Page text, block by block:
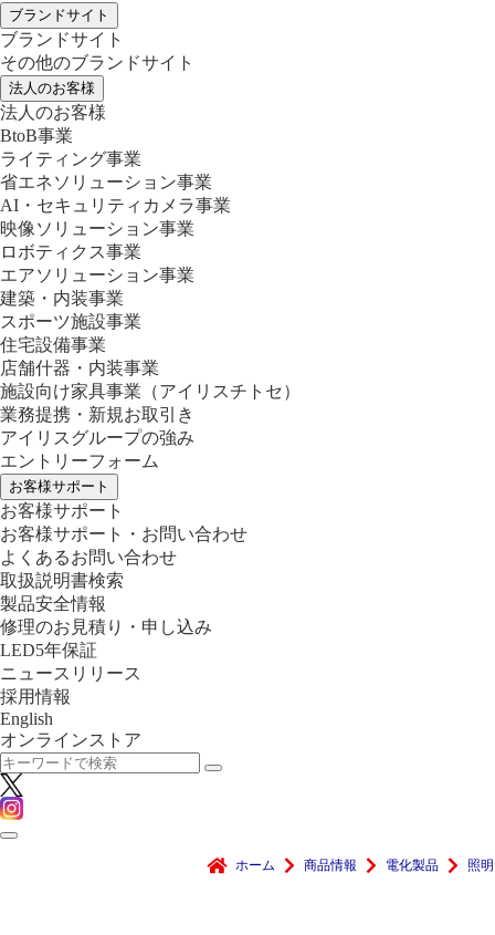
ブランドサイト
ブランドサイト
その他のブランドサイト
法人のお客様
法人のお客様
BtoB事業
ライティング事業
省エネソリューション事業
AI・セキュリティカメラ事業
映像ソリューション事業
ロボティクス事業
エアソリューション事業
建築・内装事業
スポーツ施設事業
住宅設備事業
店舗什器・内装事業
施設向け家具事業 （アイリスチトセ）
業務提携・新規お取引き
アイリスグループの強み
エントリーフォーム
お客様サポート
お客様サポート
お客様サポート・お問い合わせ
よくあるお問い合わせ
取扱説明書検索
製品安全情報
修理のお見積り・申し込み
LED5年保証
ニュースリリース
採用情報
English
オンラインストア
ホーム 商品情報 電化製品 照明